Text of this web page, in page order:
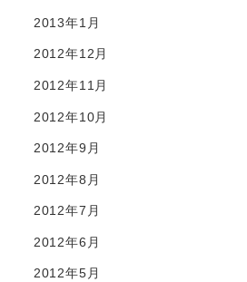
2013年1月
2012年12月
2012年11月
2012年10月
2012年9月
2012年8月
2012年7月
2012年6月
2012年5月